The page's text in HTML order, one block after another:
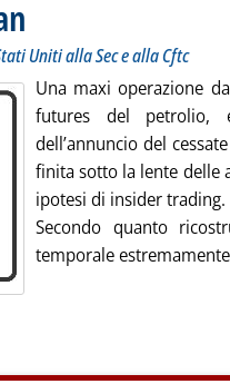
Uniti alla Sec e alla Cftc
Una maxi operazione
futures del petrolio,
dell’annuncio del
finita sotto la lente delle
ipotesi di insider trading.
Secondo quanto
temporale